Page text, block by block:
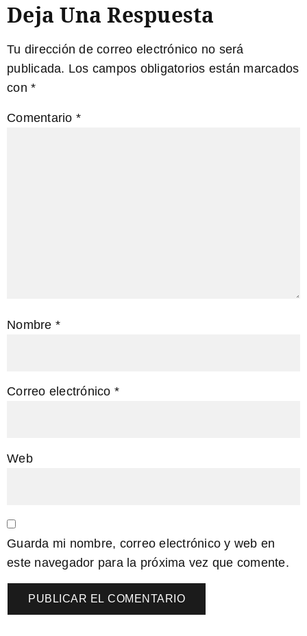
Deja Una Respuesta
Tu dirección de correo electrónico no será
publicada. Los campos obligatorios están marcados
con *
Comentario *
Nombre *
Correo electrónico *
Web
Guarda mi nombre, correo electrónico y web en
este navegador para la próxima vez que comente.